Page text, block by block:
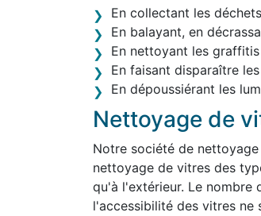
En collectant les
En balayant, en
En nettoyant les
En faisant disparaître
En dépoussiérant les
Nettoyage de
Notre société de
nettoyage de vitres des
qu'à l'extérieur. Le nombre
l'accessibilité des vitres ne